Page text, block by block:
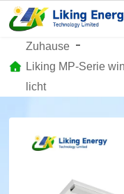
Zuhause
Liking MP-Serie
licht